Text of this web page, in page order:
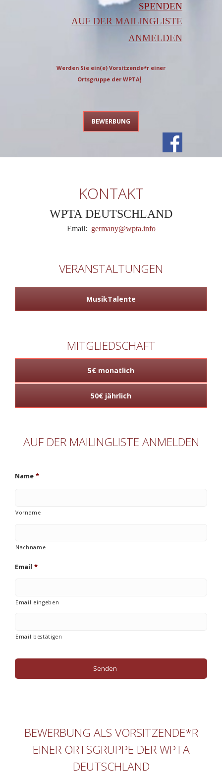
SPENDEN
AUF DER MAILINGLISTE
ANMELDEN
Werden Sie ein(e) Vorsitzende*r einer
Ortsgrupp
BEWERBUNG
KONTAKT
WPTA DEUTSCHLAND
Email: germany@wpta.info
VERANSTALTUNGEN
MusikTalente
MITGLIEDSCHAFT
5€ monatlich
50€ jährlich
AUF DER MAILINGLISTE ANMELDEN
Name *
Vorname
Nachname
Email *
Email eingeben
Email bestätigen
BEWERBUNG ALS VORSITZENDE*R
EINER ORTSGRUPPE DER WPTA
DEUTSCHLAND